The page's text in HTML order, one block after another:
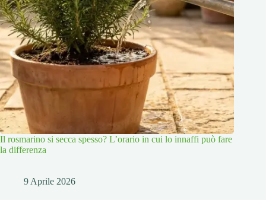
Il rosmarino si secca spesso? L’orario in cui lo innaffi può fare
la differenza
9 Aprile 2026